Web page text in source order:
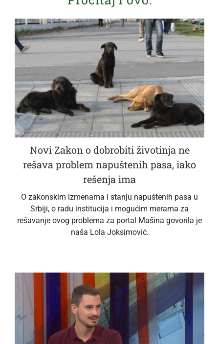
Novi Zakon o dobrobiti životinja ne
rešava problem napuštenih pasa, iako
rešenja ima
O zakonskim izmenama i stanju napuštenih pasa u
Srbiji, o radu institucija i mogućim merama za
rešavanje ovog problema za portal Mašina govorila je
naša Lola Joksimović.